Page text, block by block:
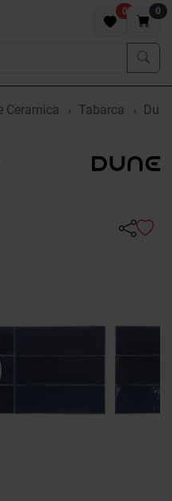
0 0
Ceramica Tabarca